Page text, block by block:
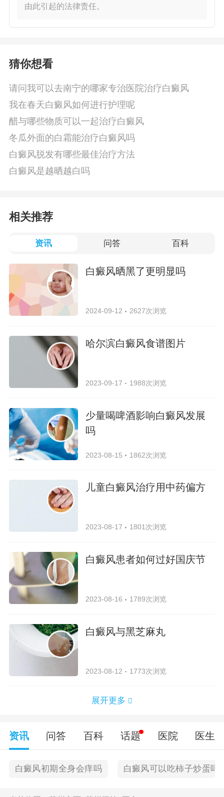
由此引起的法律责任。
猜你想看
请问我可以去南宁的哪家专治医院治疗白癜风
我在春天白癜风如何进行护理呢
醋与哪些物质可以一起治疗白癜风
冬瓜外面的白霜能治疗白癜风吗
白癜风脱发有哪些最佳治疗方法
白癜风是越晒越白吗
相关推荐
资讯 问答 百科
白癜风晒黑了更明显吗
2024-09-12 2627次浏览
哈尔滨白癜风食谱图片
2023-09-17 1988次浏览
少量喝啤酒影响白癜风发展
吗
2023-08-15 1862次浏览
儿童白癜风治疗用中药偏方
2023-08-17 1801次浏览
白癜风患者如何过好国庆节
2023-08-16 1789次浏览
白癜风与黑芝麻丸
2023-08-12 1773次浏览
展开更多
资讯 问答 百科 话题 医院 医生
白癜风初期全身会痒吗 白癜风可以吃柿子炒蛋吗